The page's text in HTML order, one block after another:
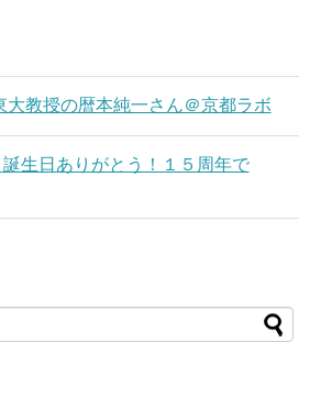
大教授の暦本純一さん＠京都ラボ
生日ありがとう！１５周年で